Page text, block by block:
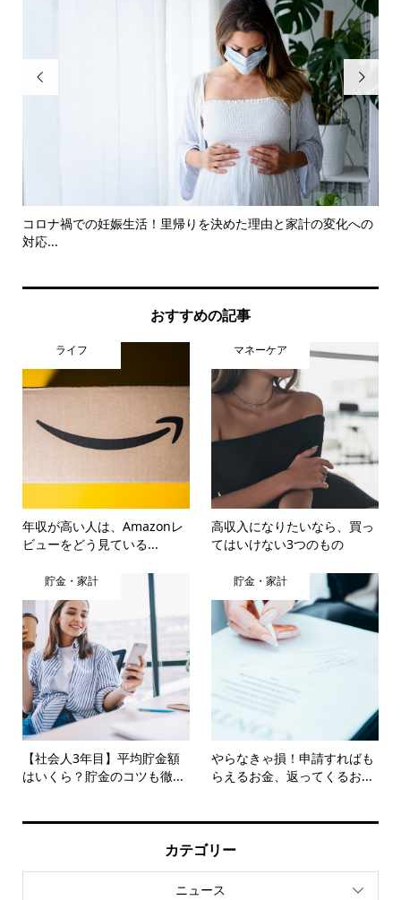

コロナ禍での妊娠生活！里帰りを決めた理由と家計の変化への
対応...

おすすめの記事
ライフ
年収が高い人は、Amazonレ
ビューをどう見ている...
マネーケア
高収入になりたいなら、買っ
てはいけない3つのもの
貯金・家計
【社会人3年目】平均貯金額
はいくら？貯金のコツも徹...
貯金・家計
やらなきゃ損！申請すればも
らえるお金、返ってくるお...
カテゴリー
ニュース